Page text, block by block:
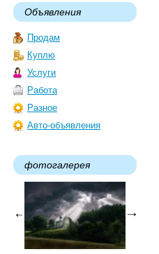
Объявления
Продам
Куплю
Услуги
Работа
Разное
Авто-объявления
фотогалерея